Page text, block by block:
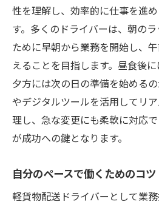
性を理解し、効率的に仕事を進
す。多くのドライバーは、朝の
ために早朝から業務を開始し、
えることを目指します。昼食後に
夕方には次の日の準備を始める
やデジタルツールを活用してリ
理し、急な変更にも柔軟に対応
が成功への鍵となります。
自分のペースで働くためのコツ
軽貨物配送ドライバーとして業